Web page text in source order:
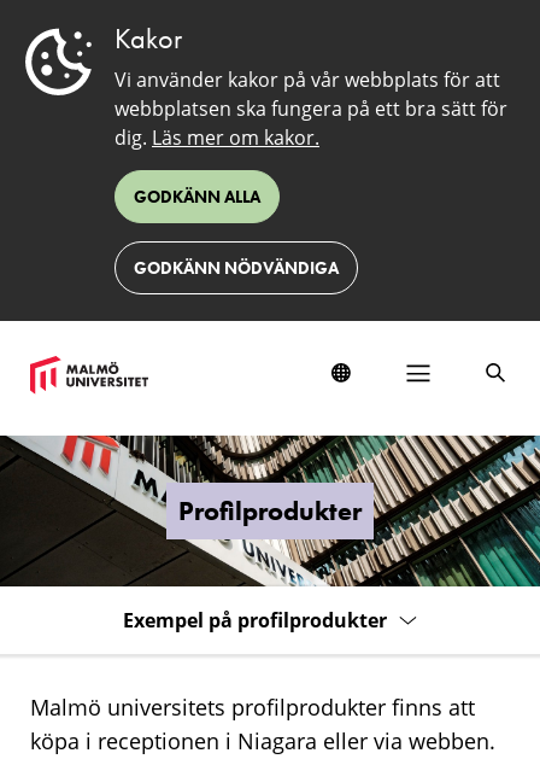
Kakor
Vi använder kakor på vår webbplats för att
webbplatsen ska fungera på ett bra sätt för
dig. Läs mer om kakor.
GODKÄNN ALLA
GODKÄNN NÖDVÄNDIGA
Profilprodukter
Profilprodukter
Exempel på profilprodukter
Malmö universitets profilprodukter finns att
köpa i receptionen i Niagara eller via webben.